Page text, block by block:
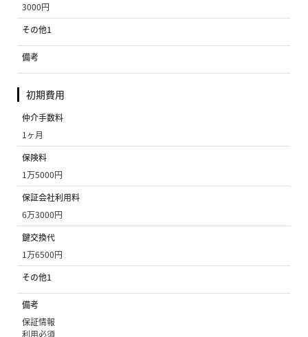
3000円
その他1
備考
初期費用
仲介手数料
1ヶ月
保険料
1万5000円
保証会社利用料
6万3000円
鍵交換代
1万6500円
その他1
備考
保証情報
利用必須